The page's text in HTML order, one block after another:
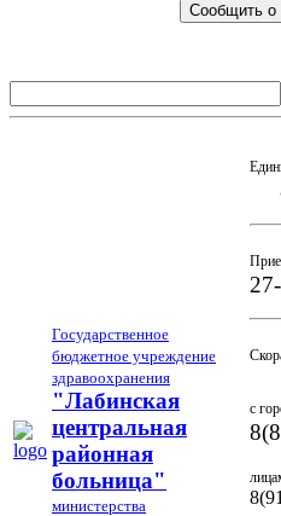
Сообщить о
Государственное
бюджетное учреждение
здравоохранения
"Лабинская
центральная
районная
больница"
министерства
с